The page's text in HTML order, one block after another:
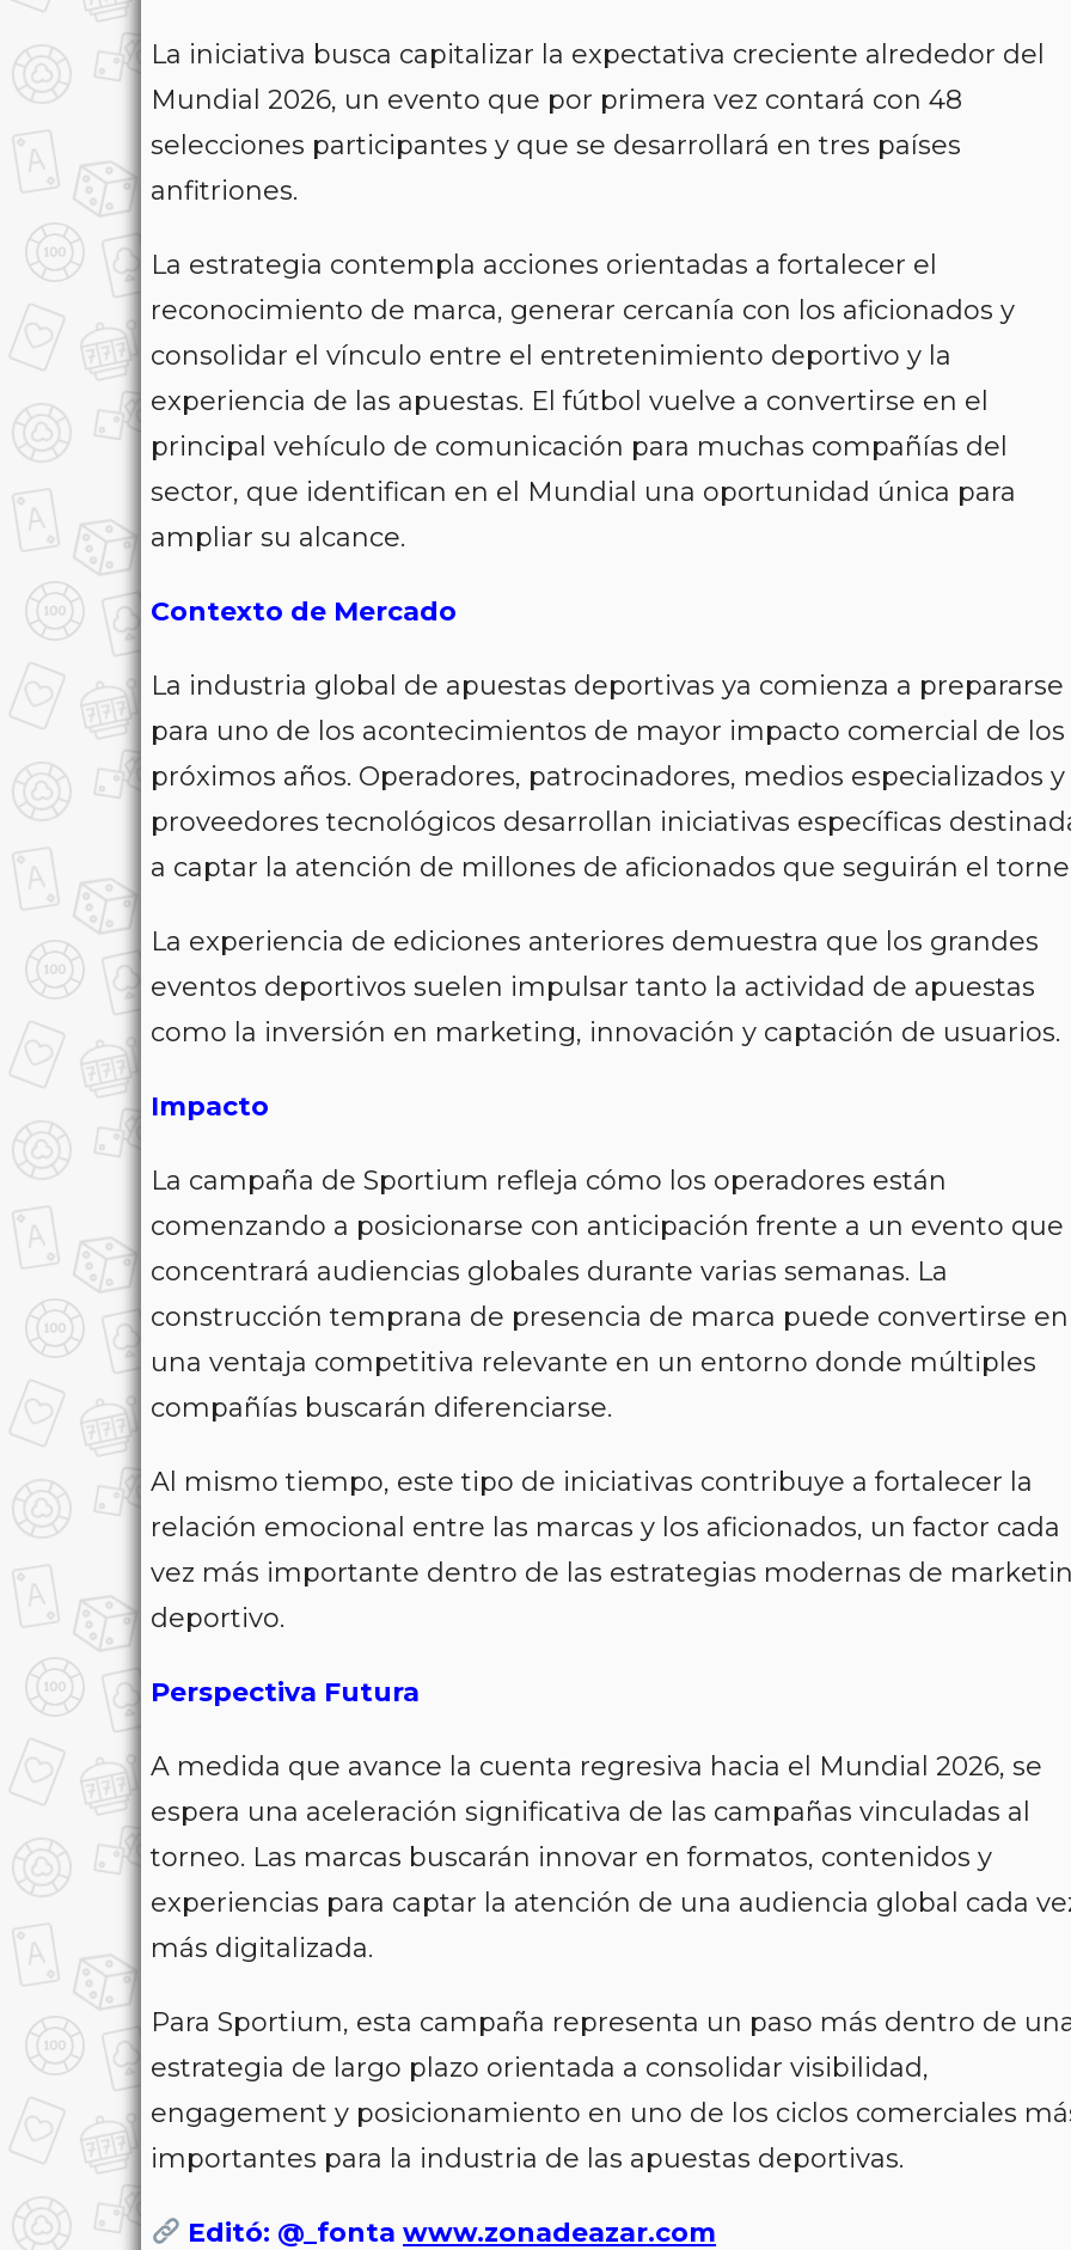
La iniciativa busca capitalizar la expectativa creciente alrededor del
Mundial 2026, un evento que por primera vez contará con 48
selecciones participantes y que se desarrollará en tres países
anfitriones.
La estrategia contempla acciones orientadas a fortalecer el
reconocimiento de marca, generar cercanía con los aficionados y
consolidar el vínculo entre el entretenimiento deportivo y la
experiencia de las apuestas. El fútbol vuelve a convertirse en el
principal vehículo de comunicación para muchas compañías del
sector, que identifican en el Mundial una oportunidad única para
ampliar su alcance.
Contexto de Mercado
La industria global de apuestas deportivas ya comienza a prepararse
para uno de los acontecimientos de mayor impacto comercial de los
próximos años. Operadores, patrocinadores, medios especializados y
proveedores tecnológicos desarrollan iniciativas específicas
a captar la atención de millones de aficionados que seguirán el
La experiencia de ediciones anteriores demuestra que los grandes
eventos deportivos suelen impulsar tanto la actividad de apuestas
como la inversión en marketing, innovación y captación de usuarios.
Impacto
La campaña de Sportium refleja cómo los operadores están
comenzando a posicionarse con anticipación frente a un evento que
concentrará audiencias globales durante varias semanas. La
construcción temprana de presencia de marca puede convertirse en
una ventaja competitiva relevante en un entorno donde múltiples
compañías buscarán diferenciarse.
Al mismo tiempo, este tipo de iniciativas contribuye a fortalecer la
relación emocional entre las marcas y los aficionados, un factor cada
vez más importante dentro de las estrategias modernas de
deportivo.
Perspectiva Futura
A medida que avance la cuenta regresiva hacia el Mundial 2026, se
espera una aceleración significativa de las campañas vinculadas al
torneo. Las marcas buscarán innovar en formatos, contenidos y
experiencias para captar la atención de una audiencia global cada
más digitalizada.
Para Sportium, esta campaña representa un paso más dentro de
estrategia de largo plazo orientada a consolidar visibilidad,
engagement y posicionamiento en uno de los ciclos comerciales
importantes para la industria de las apuestas deportivas.
Editó: @_fontawww.zonadeazar.com